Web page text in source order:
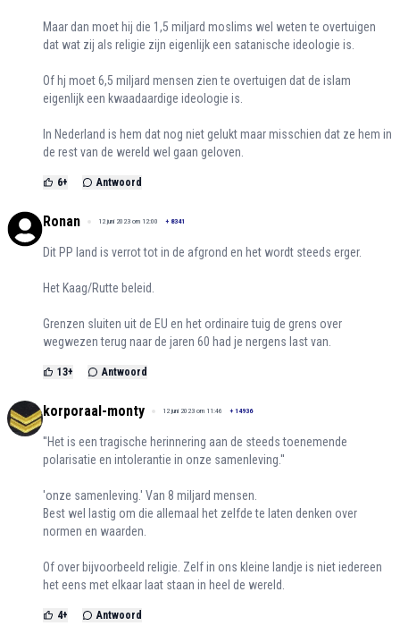
Maar dan moet hij die 1,5 miljard moslims wel weten te overtuigen
dat wat zij als religie zijn eigenlijk een satanische ideologie is.
Of hj moet 6,5 miljard mensen zien te overtuigen dat de islam
eigenlijk een kwaadaardige ideologie is.
In Nederland is hem dat nog niet gelukt maar misschien dat ze hem in
de rest van de wereld wel gaan geloven.
6+ Antwoord
Ronan 12 juni 2023 om 12:00 + 8341
Dit PP land is verrot tot in de afgrond en het wordt steeds erger.
Het Kaag/Rutte beleid.
Grenzen sluiten uit de EU en het ordinaire tuig de grens over
wegwezen terug naar de jaren 60 had je nergens last van.
13+ Antwoord
korporaal-monty 12 juni 2023 om 11:46 + 14936
''Het is een tragische herinnering aan de steeds toenemende
polarisatie en intolerantie in onze samenleving.''
'onze samenleving.' Van 8 miljard mensen.
Best wel lastig om die allemaal het zelfde te laten denken over
normen en waarden.
Of over bijvoorbeeld religie. Zelf in ons kleine landje is niet iedereen
het eens met elkaar laat staan in heel de wereld.
4+ Antwoord